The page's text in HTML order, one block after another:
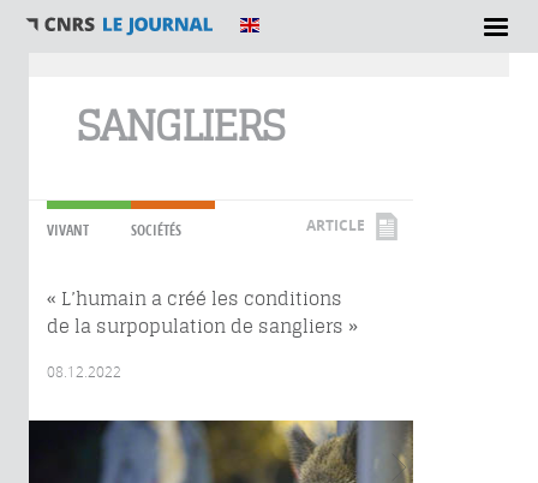
SANGLIERS
VIVANT SOCIÉTÉS ARTICLE
« L’humain a créé les conditions
de la surpopulation de sangliers »
08.12.2022